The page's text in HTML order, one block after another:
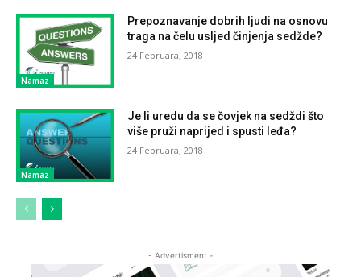
Namaz
Prepoznavanje dobrih ljudi na osnovu
traga na čelu usljed činjenja sedžde?
24 Februara, 2018
Namaz
Je li uredu da se čovjek na sedždi što
više pruži naprijed i spusti leđa?
24 Februara, 2018
- Advertisment -